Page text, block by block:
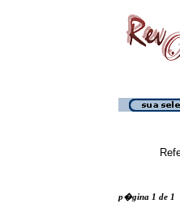
p�gina 1 de 1